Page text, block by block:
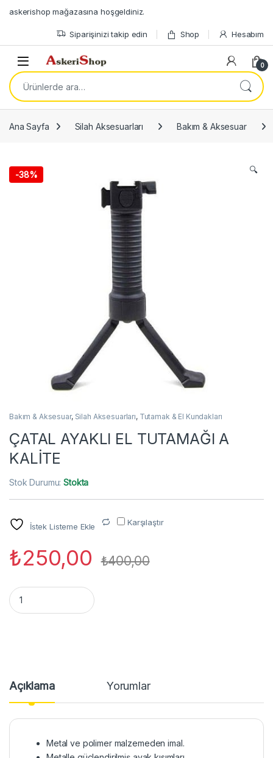
Skip to navigation
askerishop mağazasına hoşgeldiniz.
Siparişinizi takip edin Shop Hesabım
Open 0
Ara:
Ana Sayfa Silah Aksesuarları Bakım & Aksesuar
-38% 🔍
Bakım & Aksesuar, Silah Aksesuarları, Tutamak & El Kundakları
ÇATAL AYAKLI EL TUTAMAĞI A
KALİTE
Stok Durumu:Stokta
İstek Listeme Ekle Karşılaştır
₺250,00 ₺400,00
ÇATAL AYAKLI EL TUTAMAĞI A KALİTE quantity
Açıklama Yorumlar
Metal ve polimer malzemeden imal.